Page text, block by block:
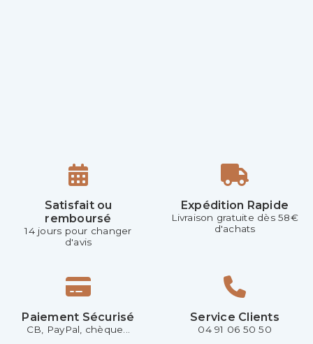
Satisfait ou
remboursé
14 jours pour changer
d'avis
Expédition Rapide
Livraison gratuite dès 58€
d'achats
Paiement Sécurisé
CB, PayPal, chèque...
Service Clients
04 91 06 50 50